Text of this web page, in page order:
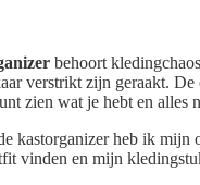
behoort
verstrikt zijn geraakt.
zien wat je hebt en alles
kastorganizer heb ik
vinden en mijn